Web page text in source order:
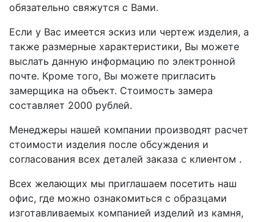
обязательно свяжутся с Вами.
Если у Вас имеется эскиз или чертеж изделия, а
также размерные характеристики, Вы можете
выслать данную информацию по электронной
почте. Кроме того, Вы можете пригласить
замерщика на объект. Стоимость замера
составляет 2000 рублей.
Менеджеры нашей компании производят расчет
стоимости изделия после обсуждения и
согласования всех деталей заказа с клиентом .
Всех желающих мы приглашаем посетить наш
офис, где можно ознакомиться с образцами
изготавливаемых компанией изделий из камня,